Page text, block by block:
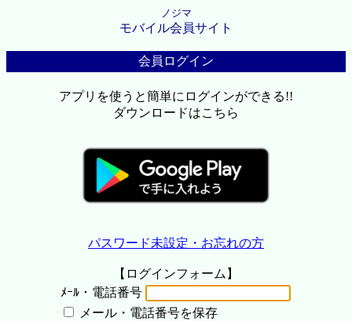
ノジマ
モバイル会員サイト
会員ログイン
アプリを使うと簡単にログインができる!!
ダウンロードはこちら
パスワード未設定・お忘れの方
【ログインフォーム】
ﾒｰﾙ・電話番号
メール・電話番号を保存